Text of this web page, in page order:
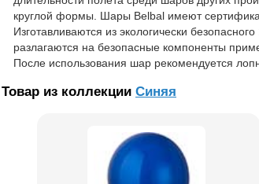
круглой формы. Шары Belbal имеют
Изготавливаются из экологически
разлагаются на безопасные компоненты
После использования шар рекомендуется
Товар из коллекции Синяя